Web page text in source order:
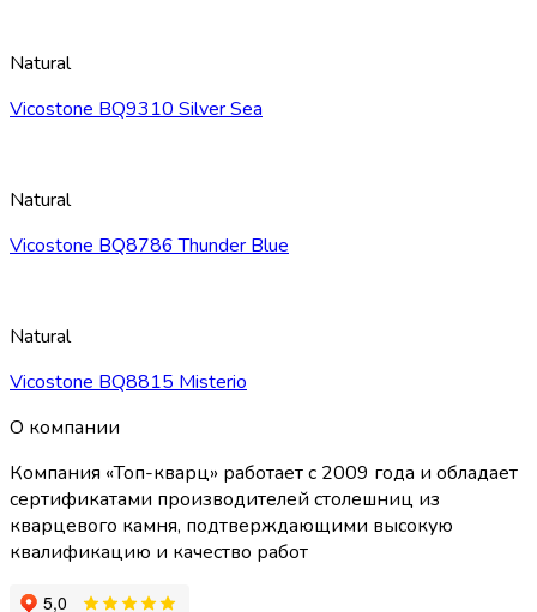
Natural
Vicostone BQ9310 Silver Sea
Natural
Vicostone BQ8786 Thunder Blue
Natural
Vicostone BQ8815 Misterio
О компании
Компания «Топ-кварц» работает с 2009 года и обладает
сертификатами производителей столешниц из
кварцевого камня, подтверждающими высокую
квалификацию и качество работ